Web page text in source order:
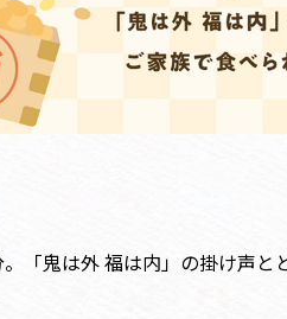
「鬼は外 福は内」の掛け声